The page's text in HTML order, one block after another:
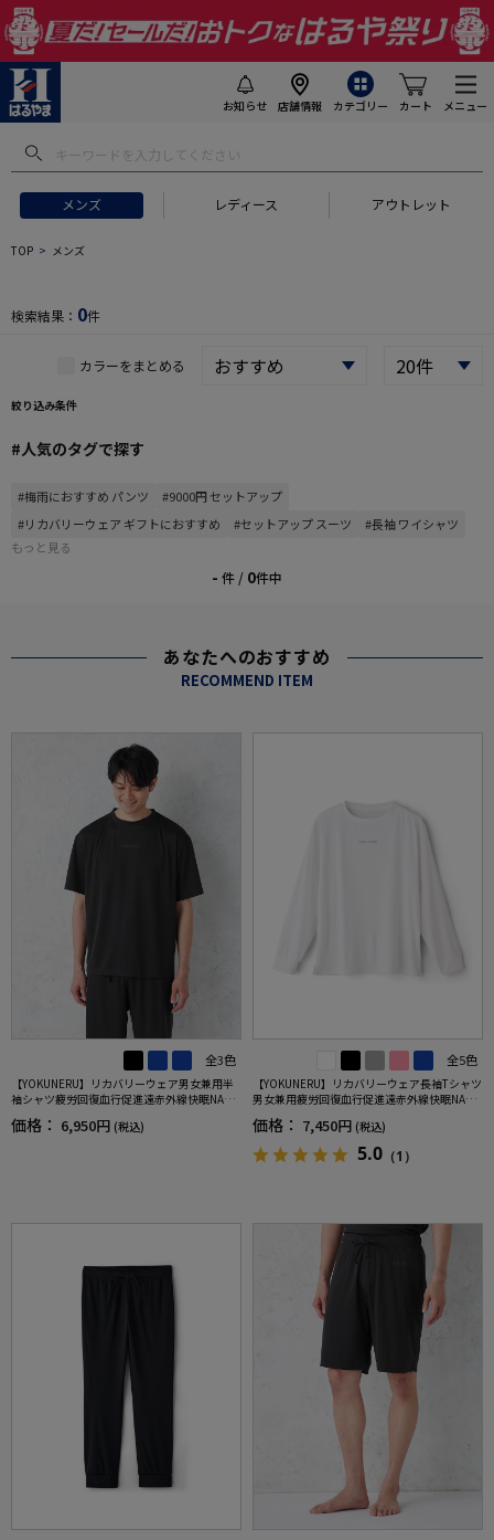
お知らせ 店舗情報 カテゴリー カート メニュー
メンズ レディース アウトレット
フトにおすすめ #セットアップ スーツ
TOP メンズ
検索結果： 0件
カラーをまとめる
絞り込み条件
#人気のタグで探す
#梅雨におすすめ パンツ
#9000円 セットアップ
#リカバリーウェア ギフトにおすすめ
#セットアップ スーツ
#長袖 ワイシャツ
もっと見る
- 件 / 0件中
あなたへのおすすめ
RECOMMEND ITEM
全3色
【YOKUNERU】リカバリーウェア男女兼用半
袖シャツ疲労回復血行促進遠赤外線快眠NANO
MIX(R)【一般医療機器】SS～LLサイズ
価格： 6,950円 (税込)
全5色
【YOKUNERU】リカバリーウェア長袖Tシャツ
男女兼用疲労回復血行促進遠赤外線快眠NANO
MIX(R)【一般医療機器】SS～LLサイズ
価格： 7,450円 (税込)
5.0 （1）